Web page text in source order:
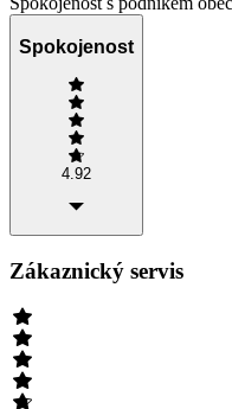
Spokojenost
4.92
Zákaznický servis